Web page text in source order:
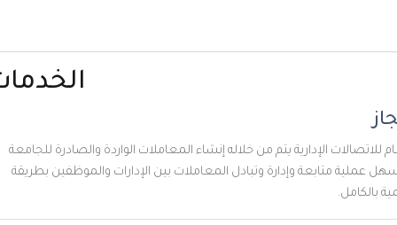
الخدمات
الإدارية يتم من خلاله إنشاء المعاملات الواردة والصادرة للجامعة
متابعة وإدارة وتبادل المعاملات بين الإدارات والموظفين بطريقة